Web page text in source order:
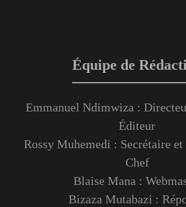
Équipe de
Emmanuel Ndimwiza :
Éditeur
Rossy Muhemedi : Secrétaire et
Chef
Blaise Mana :
Bizaza Mutabazi :